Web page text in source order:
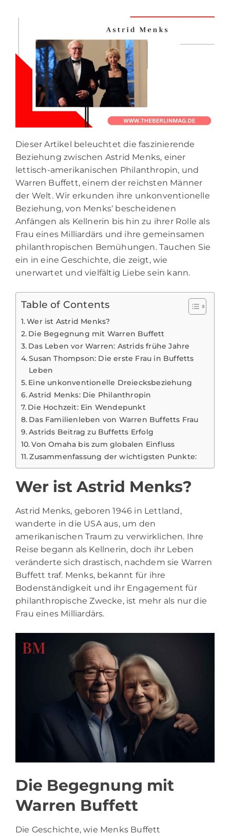
Dieser Artikel beleuchtet die faszinierende
Beziehung zwischen Astrid Menks, einer
lettisch-amerikanischen Philanthropin, und
Warren Buffett, einem der reichsten Männer
der Welt. Wir erkunden ihre unkonventionelle
Beziehung, von Menks‘ bescheidenen
Anfängen als Kellnerin bis hin zu ihrer Rolle als
Frau eines Milliardärs und ihre gemeinsamen
philanthropischen Bemühungen. Tauchen Sie
ein in eine Geschichte, die zeigt, wie
unerwartet und vielfältig Liebe sein kann.
Table of Contents
Wer ist Astrid Menks?
Die Begegnung mit Warren Buffett
Das Leben vor Warren: Astrids frühe Jahre
Susan Thompson: Die erste Frau in Buffetts
Leben
Eine unkonventionelle Dreiecksbeziehung
Astrid Menks: Die Philanthropin
Die Hochzeit: Ein Wendepunkt
Das Familienleben von Warren Buffetts Frau
Astrids Beitrag zu Buffetts Erfolg
Von Omaha bis zum globalen Einfluss
Zusammenfassung der wichtigsten Punkte:
Wer ist Astrid Menks?
Astrid Menks, geboren 1946 in Lettland,
wanderte in die USA aus, um den
amerikanischen Traum zu verwirklichen. Ihre
Reise begann als Kellnerin, doch ihr Leben
veränderte sich drastisch, nachdem sie Warren
Buffett traf. Menks, bekannt für ihre
Bodenständigkeit und ihr Engagement für
philanthropische Zwecke, ist mehr als nur die
Frau eines Milliardärs.
Die Begegnung mit
Warren Buffett
Die Geschichte, wie Menks Buffett